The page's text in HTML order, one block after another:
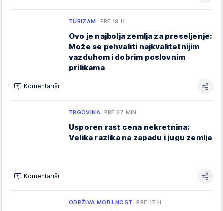
TURIZAM PRE 19 H
Ovo je najbolja zemlja za preseljenje:
Može se pohvaliti najkvalitetnijim
vazduhom i dobrim poslovnim
prilikama
Komentariši
TRGOVINA PRE 27 MIN
Usporen rast cena nekretnina:
Velika razlika na zapadu i jugu zemlje
Komentariši
ODRŽIVA MOBILNOST PRE 17 H